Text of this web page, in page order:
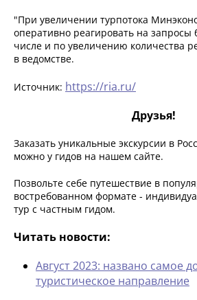
"При увеличении турпотока
оперативно реагировать на
числе и по увеличению количества
в ведомстве.
Источник: https://ria.ru/
Друзья!
Заказать уникальные экскурсии в
можно у гидов на нашем сайте.
Позвольте себе путешествие в
востребованном формате -
тур с частным гидом.
Читать новости:
Август 2023: названо самое
туристическое направ­ление